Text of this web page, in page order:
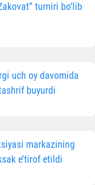
turniri bo‘lib
uch oy davomida
buyurdi
markazining
e’tirof etildi